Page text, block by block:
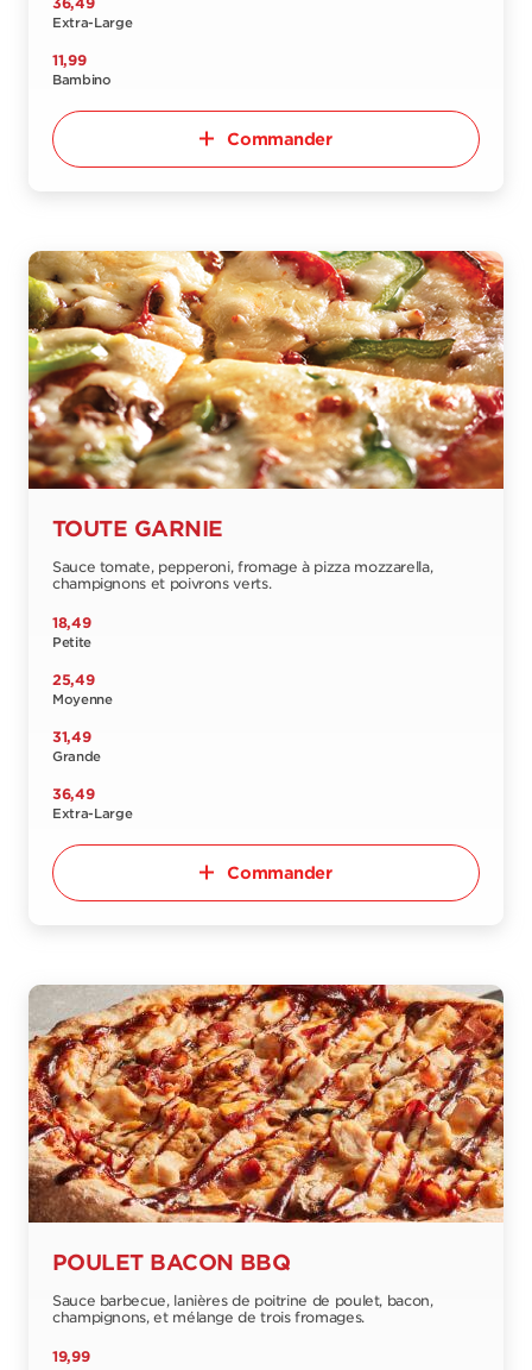
Extra-Large
11,99
Bambino
Commander
TOUTE GARNIE
Sauce tomate, pepperoni, fromage à pizza mozzarella,
champignons et poivrons verts.
18,49
Petite
25,49
Moyenne
31,49
Grande
36,49
Extra-Large
Commander
POULET BACON BBQ
Sauce barbecue, lanières de poitrine de poulet, bacon,
champignons, et mélange de trois fromages.
19,99